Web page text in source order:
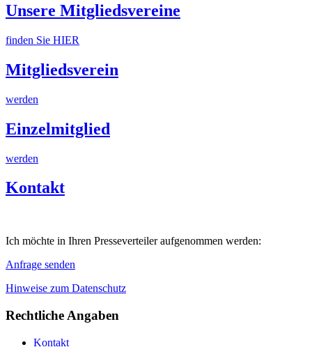
Unsere Mitgliedsvereine
finden Sie HIER
Mitgliedsverein
werden
Einzelmitglied
werden
Kontakt
Ich möchte in Ihren Presseverteiler aufgenommen werden:
Anfrage senden
Hinweise zum Datenschutz
Rechtliche Angaben
Kontakt